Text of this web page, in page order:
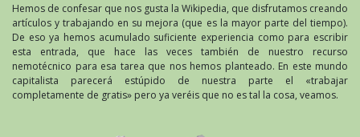
Hemos de confesar que nos gusta la Wikipedia, que disfrutamos creando
artículos y trabajando en su mejora (que es la mayor parte del tiempo).
De eso ya hemos acumulado suficiente experiencia como para escribir
esta entrada, que hace las veces también de nuestro recurso
nemotécnico para esa tarea que nos hemos planteado. En este mundo
capitalista parecerá estúpido de nuestra parte el «trabajar
completamente de gratis» pero ya veréis que no es tal la cosa, veamos.